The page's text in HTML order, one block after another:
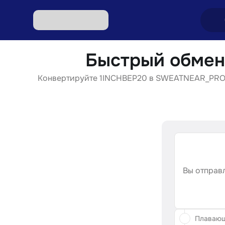
Обмен
Обмен
Быстрый обмен
Конвертируйте 1INCHBEP20 в
Вы